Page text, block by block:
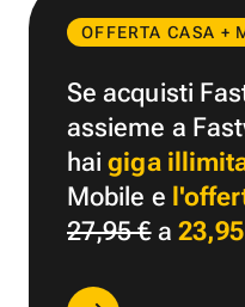
OFFERTA CASA +
Se acquisti
assieme a
haigiga
Mobile e
27,95 €a